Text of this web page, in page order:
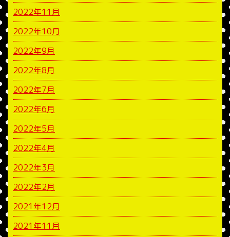
2022年11月
2022年10月
2022年9月
2022年8月
2022年7月
2022年6月
2022年5月
2022年4月
2022年3月
2022年2月
2021年12月
2021年11月